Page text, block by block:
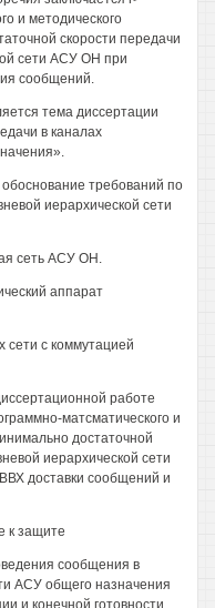
и методического
скорости передачи
сети АСУ ОН при
сообщений.
тема диссертации
в каналах
требований по
иерархической сети
сеть АСУ ОН.
аппарат
сети с коммутацией
работе
матсматического и
достаточной
иерархической сети
доставки сообщений и
к защите
сообщения в
АСУ общего назначения
и конечной готовности